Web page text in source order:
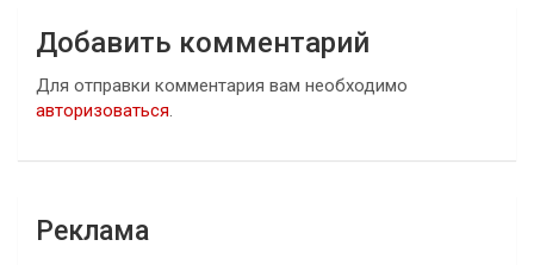
Добавить комментарий
Для отправки комментария вам необходимо
авторизоваться.
Реклама